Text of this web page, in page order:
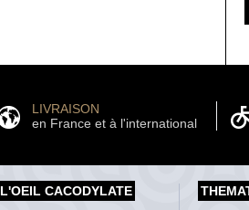
LIVRAISON
en France et à l'international
L'OEIL CACODYLATE